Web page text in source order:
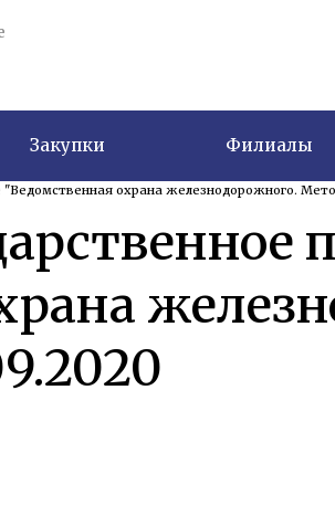
Закупки Филиалы
"Ведомственная охрана железнодорожного.